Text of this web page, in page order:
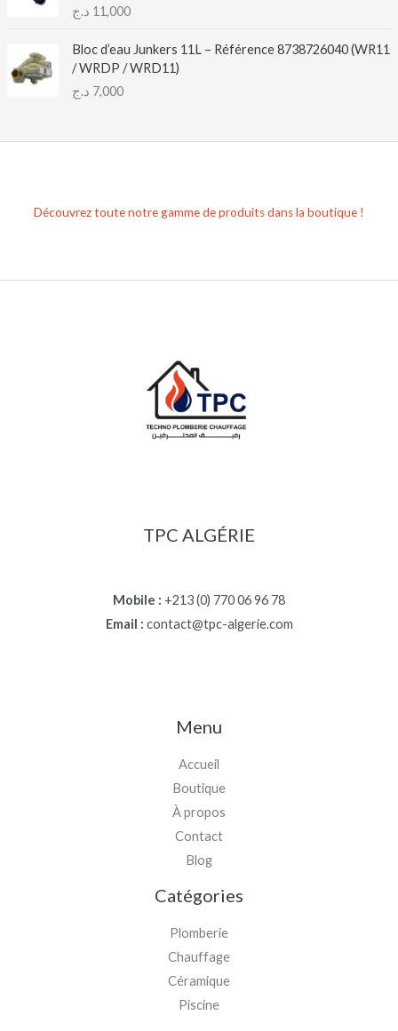
11,000 د.ج
Bloc d’eau Junkers 11L – Référence 8738726040 (WR11
/ WRDP / WRD11)
7,000 د.ج
Découvrez toute notre gamme de produits dans la boutique !
TPC ALGÉRIE
Mobile : +213 (0) 770 06 96 78
Email : contact@tpc-algerie.com
Menu
Accueil
Boutique
À propos
Contact
Blog
Catégories
Plomberie
Chauffage
Céramique
Piscine